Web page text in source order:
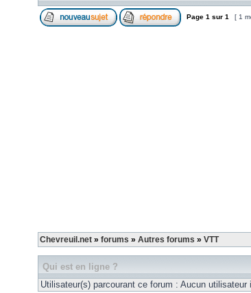
Page 1 sur 1 [ 1
Chevreuil.net » forums » Autres forums » VTT
Qui est en ligne ?
Utilisateur(s) parcourant ce forum : Aucun